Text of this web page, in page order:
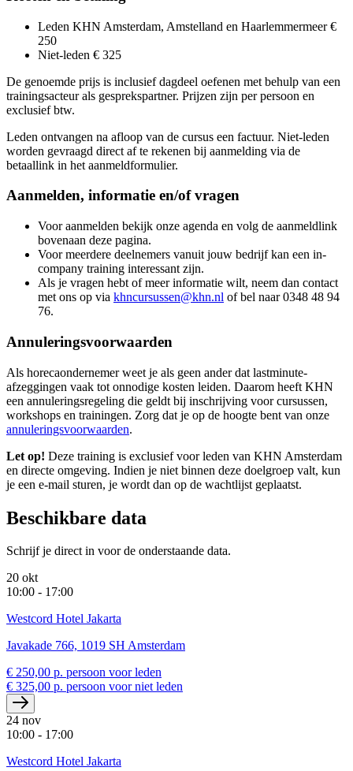
Leden KHN Amsterdam, Amstelland en Haarlemmermeer €
250
Niet-leden € 325
De genoemde prijs is inclusief dagdeel oefenen met behulp van een
trainingsacteur als gesprekspartner. Prijzen zijn per persoon en
exclusief btw.
Leden ontvangen na afloop van de cursus een factuur. Niet-leden
worden gevraagd direct af te rekenen bij aanmelding via de
betaallink in het aanmeldformulier.
Aanmelden, informatie en/of vragen
Voor aanmelden bekijk onze agenda en volg de aanmeldlink
bovenaan deze pagina.
Voor meerdere deelnemers vanuit jouw bedrijf kan een in-
company training interessant zijn.
Als je vragen hebt of meer informatie wilt, neem dan contact
met ons op via khncursussen@khn.nl of bel naar 0348 48 94
76.
Annuleringsvoorwaarden
Als horecaondernemer weet je als geen ander dat lastminute-
afzeggingen vaak tot onnodige kosten leiden. Daarom heeft KHN
een annuleringsregeling die geldt bij inschrijving voor cursussen,
workshops en trainingen. Zorg dat je op de hoogte bent van onze
annuleringsvoorwaarden.
Let op! Deze training is exclusief voor leden van KHN Amsterdam
en directe omgeving. Indien je niet binnen deze doelgroep valt, kun
je een e-mail sturen, je wordt dan op de wachtlijst geplaatst.
Beschikbare data
Schrijf je direct in voor de onderstaande data.
20 okt
10:00 - 17:00
Westcord Hotel Jakarta
Javakade 766, 1019 SH Amsterdam
€ 250,00 p. persoon voor leden
€ 325,00 p. persoon voor niet leden
24 nov
10:00 - 17:00
Westcord Hotel Jakarta